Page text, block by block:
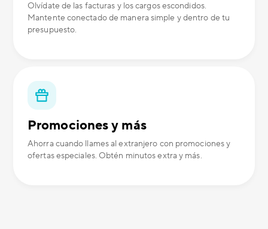
Olvídate de las facturas y los cargos escondidos.
Mantente conectado de manera simple y dentro de tu
presupuesto.
Promociones y más
Ahorra cuando llames al extranjero con promociones y
ofertas especiales. Obtén minutos extra y más.